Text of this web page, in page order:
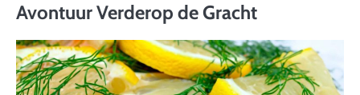
Avontuur Verderop de Gracht